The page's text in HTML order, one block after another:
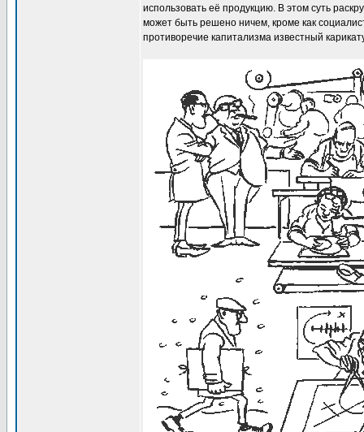
использовать её продукцию. В этом суть
может быть решено ничем, кроме как
противоречие капитализма известный